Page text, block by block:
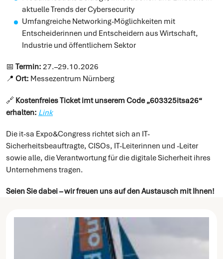
aktuelle Trends der Cybersecurity
Umfangreiche Networking-Möglichkeiten mit
Entscheiderinnen und Entscheidern aus Wirtschaft,
Industrie und öffentlichem Sektor
📅 Termin: 27.–29.10.2026
📍 Ort: Messezentrum Nürnberg
🔗 Kostenfreies Ticket imt unserem Code „603325itsa26“
erhalten: Link
Die it-sa Expo&Congress richtet sich an IT-
Sicherheitsbeauftragte, CISOs, IT-Leiterinnen und -Leiter
sowie alle, die Verantwortung für die digitale Sicherheit ihres
Unternehmens tragen.
Seien Sie dabei – wir freuen uns auf den Austausch mit Ihnen!